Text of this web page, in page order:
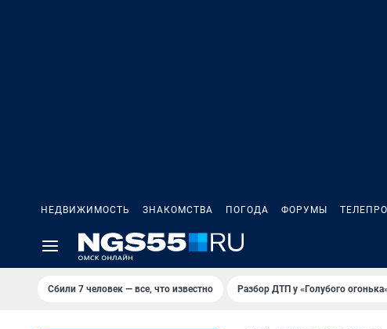
НЕДВИЖИМОСТЬ ЗНАКОМСТВА ПОГОДА ФОРУМЫ
Сбили 7 человек — все, что известно Разбор ДТП у «Голубого